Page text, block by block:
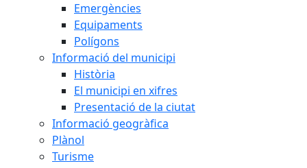
Emergències
Equipaments
Polígons
Informació del municipi
Història
El municipi en xifres
Presentació de la ciutat
Informació geogràfica
Plànol
Turisme